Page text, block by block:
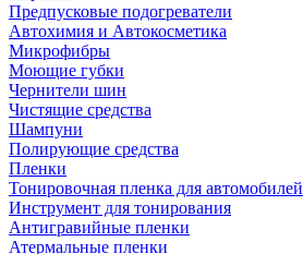
Предпусковые подогреватели
Автохимия и Автокосметика
Микрофибры
Моющие губки
Чернители шин
Чистящие средства
Шампуни
Полирующие средства
Пленки
Тонировочная пленка для автомобилей
Инструмент для тонирования
Антигравийные пленки
Атермальные пленки